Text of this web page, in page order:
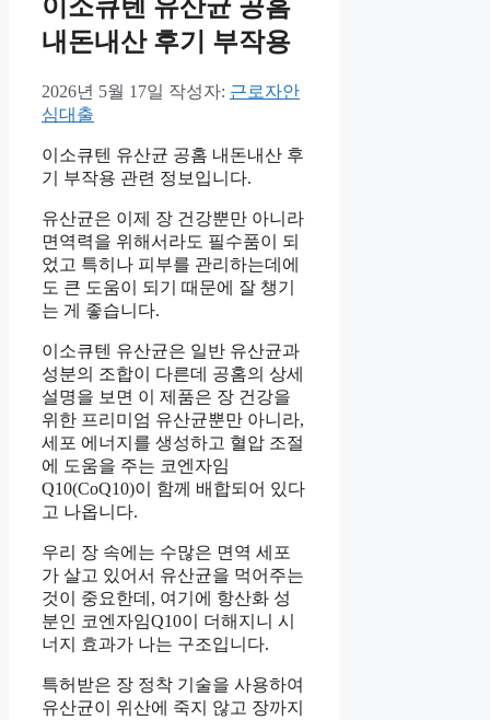
이소큐텐 유산균 공홈
내돈내산 후기 부작용
2026년 5월 17일 작성자: 근로자안
심대출
이소큐텐 유산균 공홈 내돈내산 후
기 부작용 관련 정보입니다.
유산균은 이제 장 건강뿐만 아니라
면역력을 위해서라도 필수품이 되
었고 특히나 피부를 관리하는데에
도 큰 도움이 되기 때문에 잘 챙기
는 게 좋습니다.
이소큐텐 유산균은 일반 유산균과
성분의 조합이 다른데 공홈의 상세
설명을 보면 이 제품은 장 건강을
위한 프리미엄 유산균뿐만 아니라,
세포 에너지를 생성하고 혈압 조절
에 도움을 주는 코엔자임
Q10(CoQ10)이 함께 배합되어 있다
고 나옵니다.
우리 장 속에는 수많은 면역 세포
가 살고 있어서 유산균을 먹어주는
것이 중요한데, 여기에 항산화 성
분인 코엔자임Q10이 더해지니 시
너지 효과가 나는 구조입니다.
특허받은 장 정착 기술을 사용하여
유산균이 위산에 죽지 않고 장까지